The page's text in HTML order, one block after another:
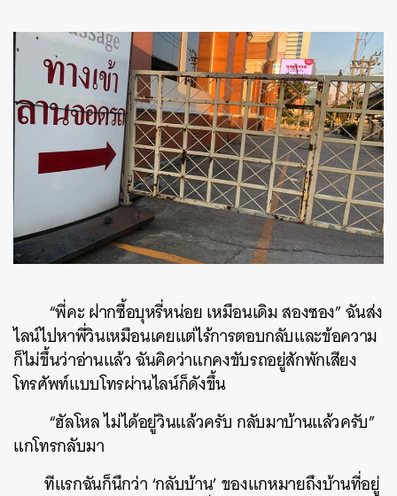
“พี่คะ ฝากซื้อบุหรี่หน่อย เหมือนเดิม สองซอง”ฉันส่ง
ไลน์ไปหาพี่วินเหมือนเคยแต่ไร้การตอบกลับและข้อความ
ก็ไม่ขึ้นว่าอ่านแล้ว ฉันคิดว่าแกคงขับรถอยู่สักพักเสียง
โทรศัพท์แบบโทรผ่านไลน์ก็ดังขึ้น
“ฮัลโหล ไม่ได้อยู่วินแล้วครับ กลับมาบ้านแล้วครับ”
แกโทรกลับมา
ทีแรกฉันก็นึกว่า‘กลับบ้าน’ของแกหมายถึงบ้านที่อยู่